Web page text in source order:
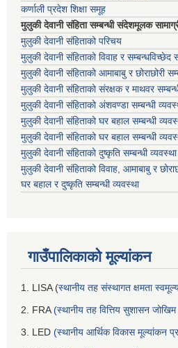
कर्णाली प्रदेश शिक्षा समूह
मुलुकी देवानी संहिता सम्बन्धी संदेशमूलक
मुलुकी देवानी संहिताको परिचय
मुलुकी देवानी संहिताको विवाह र सम्बन्धविच्छेद
मुलुकी देवानी संहिताको आमाबाबु र छोराछोरी
मुलुकी देवानी संहिताको संरक्षक र माथवर
मुलुकी देवानी संहिताको अंशवण्डा सम्बन्धी
मुलुकी देवानी संहिताको घर बहाल सम्बन्धी
मुलुकी देवानी संहिताको घर बहाल सम्बन्धी
मुलुकी देवानी संहिताको दुष्कृति सम्बन्धी व्यवस्था
मुलुकी देवानी संहिताको विवाह, आमाबाबु र
घर बहाल र दुष्कृति सम्बन्धी व्यवस्था
गाउँपालिकाको मूल्यांकन
1. LISA (स्थानीय तह संस्थागत क्षमता
2. FRA(स्थानीय तह वित्तिय सुशासन
3. LED (स्थानीय आर्थिक विकास मूल्यांकन